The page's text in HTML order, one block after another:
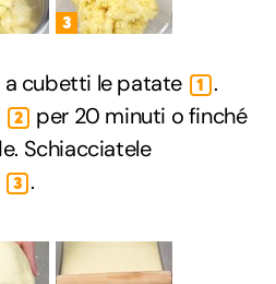
3
cubetti le patate 1
.
2
per 20 minuti o finché
Schiacciatele
3 .